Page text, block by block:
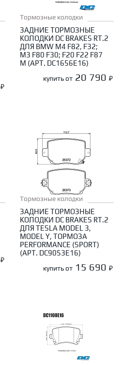
₽
Тормозные колодки
ЗАДНИЕ ТОРМОЗНЫЕ
КОЛОДКИ DC BRAKES RT.2
ДЛЯ BMW M4 F82, F32;
M3 F80 F30; F20 F22 F87
M (АРТ. DC1656E16)
купить от 20 790 ₽
₽
Тормозные колодки
ЗАДНИЕ ТОРМОЗНЫЕ
КОЛОДКИ DC BRAKES RT.2
ДЛЯ TESLA MODEL 3,
MODEL Y, ТОРМОЗА
PERFORMANCE (SPORT)
(АРТ. DC9053E16)
купить от 15 690 ₽